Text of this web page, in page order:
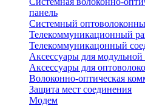
панель
Системный
Телекоммуникационный
Телекоммуникацонный
Аксессуары для модульной
Аксессуары для
Волоконно-оптическая
Защита мест соединения
Модем